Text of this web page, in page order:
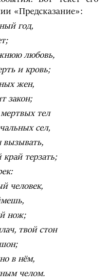
«Предсказание»:
год,
любовь,
и кровь;
жен,
закон;
тел
сел,
терзать;
человек,
нож;
твой стон
в нём,
челом.